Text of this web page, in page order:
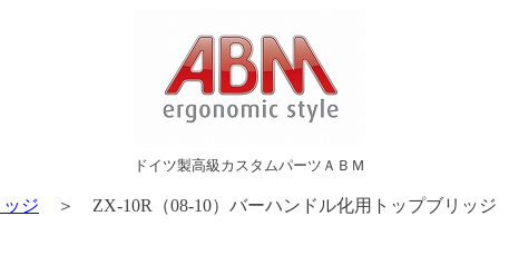
ドイツ製高級カスタムパーツＡＢＭ
ジ ＞ ZX-10R（08-10）バーハンドル化用トップブリッジ